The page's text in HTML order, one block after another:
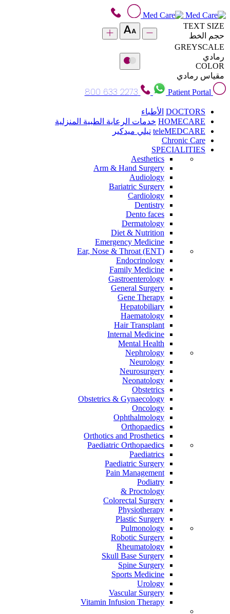
TEXT SIZE
حجم الخط
GREYSCALE
رمادي
COLOR
مقياس رمادي
Patient Portal
800 633 2273
DOCTORS الأطباء
HOMECARE خدمات الرعاية الطبية المنزلية
teleMEDCARE تيلي ميدكير
Chronic Care
SPECIALITIES
Aesthetics
Arm & Hand Surgery
Audiology
Bariatric Surgery
Cardiology
Dentistry
Dento faces
Dermatology
Diet & Nutrition
Emergency Medicine
Ear, Nose & Throat (ENT)
Endocrinology
Family Medicine
Gastroenterology
General Surgery
Gene Therapy
Hepatobiliary
Haematology
Hair Transplant
Internal Medicine
Mental Health
Nephrology
Neurology
Neurosurgery
Neonatology
Obstetrics
Obstetrics & Gynaecology
Oncology
Ophthalmology
Orthopaedics
Orthotics and Prosthetics
Paediatric Orthopaedics
Paediatrics
Paediatric Surgery
Pain Management
Podiatry
Proctology &
Colorectal Surgery
Physiotherapy
Plastic Surgery
Pulmonology
Robotic Surgery
Rheumatology
Skull Base Surgery
Spine Surgery
Sports Medicine
Urology
Vascular Surgery
Vitamin Infusion Therapy